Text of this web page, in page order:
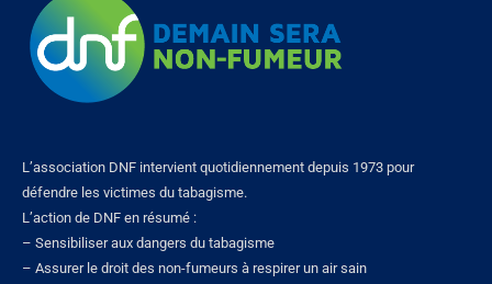
L’association DNF intervient quotidiennement depuis 1973 pour
défendre les victimes du tabagisme.
L’action de DNF en résumé :
– Sensibiliser aux dangers du tabagisme
– Assurer le droit des non-fumeurs à respirer un air sain